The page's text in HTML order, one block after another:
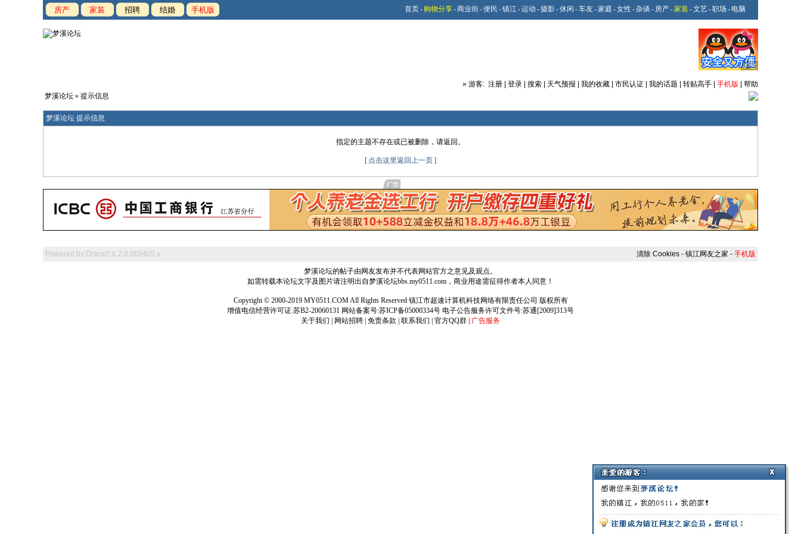
房产 家装 招聘 结婚 手机版 首页- 购物分享-商业街-便民 -镇江-运动 -摄影-休闲 -车友-家庭 -女性 -杂谈 - 房产-家装 -文艺-职场 - 电脑
» 游客: 注册 登录 搜索 天气预报 我的收藏 市民认证 我的话题 转贴高手 手机版
帮助
梦溪论坛 » 提示信息
梦溪论坛 提示信息
指定的主题不存在或已被删除，请返回。
[ 点击这里返回上一页 ]
Powered by Discuz! X 2 0.009405 s 清除 Cookies - 镇江网友之家 - 手机版
梦溪论坛的帖子由网友发布并不代表网站官方之意见及观点。
如需转载本论坛文字及图片请注明出自梦溪论坛bbs.my0511.com，商业用途需征得作者本人同意！
Copyright © 2000-2019 MY0511.COM All Rights Reserved 镇江市超速计算机科技网络有限责任公司 版权所有
增值电信经营许可证:苏B2-20060131 网站备案号:苏ICP备05000334号 电子公告服务许可文件号:苏通[2009]313号
关于我们
网站招聘 免责条款 联系我们 官方QQ群 广告服务